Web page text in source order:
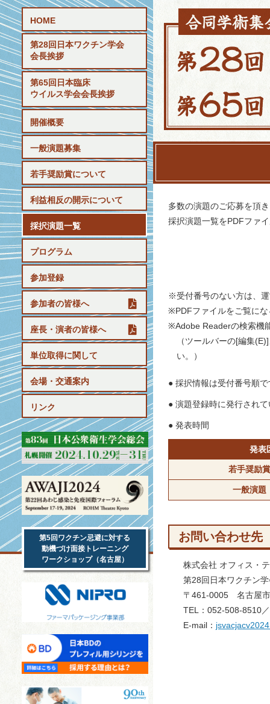
HOME
第28回日本ワクチン学会
会長挨拶
第65回日本臨床
ウイルス学会会長挨拶
開催概要
一般演題募集
若手奨励賞について
利益相反の開示について
採択演題一覧
プログラム
参加登録
参加者の皆様へ
座長・演者の皆様へ
単位取得に関して
会場・交通案内
リンク
第5回ワクチン忌避に対する
動機づけ面接トレーニング
ワークショップ（名古屋）
多数の演題のご応募を頂
採択演題一覧をPDFファ
※受付番号のない方は、
※PDFファイルをご覧に
※Adobe Readerの検索機
（ツールバーの[編集
い。）
● 採択情報は受付番号順で
● 演題登録時に発行され
● 発表時間
発表
若手奨励
一般演題
お問い合わせ先
株式会社 オフィス・
第28回日本ワクチン
〒461-0005 名古屋
TEL：052-508-8510
E-mail：